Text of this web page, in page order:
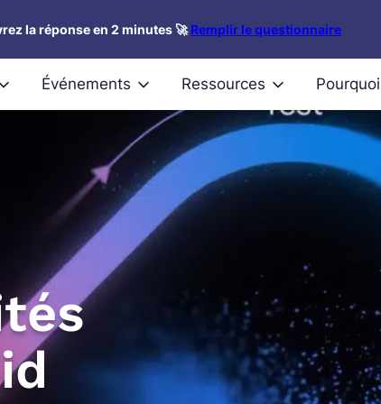
la réponse en 2 minutes 🚀Remplir le questionnaire
Événements Ressources